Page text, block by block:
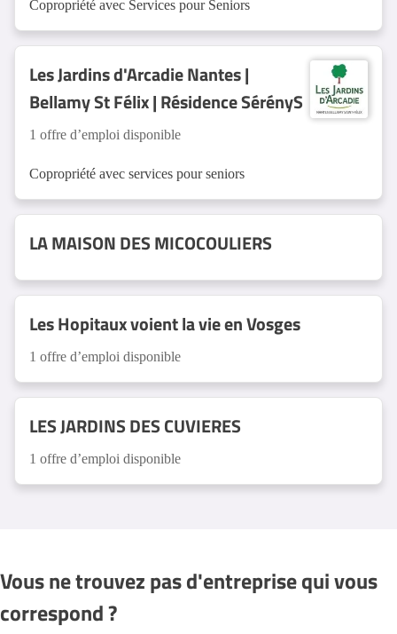
Copropriété avec Services pour Seniors
Les Jardins d'Arcadie Nantes |
Bellamy St Félix | Résidence SérényS
1 offre d’emploi disponible
Copropriété avec services pour seniors
LA MAISON DES MICOCOULIERS
Les Hopitaux voient la vie en Vosges
1 offre d’emploi disponible
LES JARDINS DES CUVIERES
1 offre d’emploi disponible
Vous ne trouvez pas d'entreprise qui vous
correspond ?